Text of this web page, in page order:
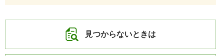
見つからないときは